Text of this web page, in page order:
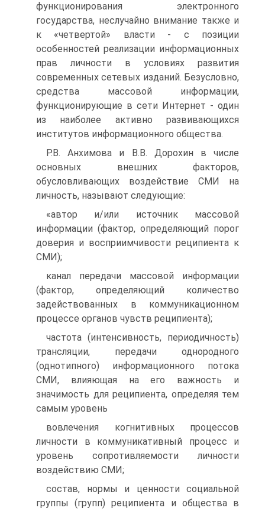
функционирования электронного
государства, неслучайно внимание также и
к «четвертой» власти - с позиции
особенностей реализации информационных
прав личности в условиях развития
современных сетевых изданий. Безусловно,
средства массовой информации,
функционирующие в сети Интернет - один
из наиболее активно развивающихся
институтов информационного общества.
Р.В. Анхимова и В.В. Дорохин в числе
основных внешних факторов,
обусловливающих воздействие СМИ на
личность, называют следующие:
«автор и/или источник массовой
информации (фактор, определяющий порог
доверия и восприимчивости реципиента к
СМИ);
канал передачи массовой информации
(фактор, определяющий количество
задействованных в коммуникационном
процессе органов чувств реципиента);
частота (интенсивность, периодичность)
трансляции, передачи однородного
(однотипного) информационного потока
СМИ, влияющая на его важность и
значимость для реципиента, определяя тем
самым уровень
вовлечения когнитивных процессов
личности в коммуникативный процесс и
уровень сопротивляемости личности
воздействию СМИ;
состав, нормы и ценности социальной
группы (групп) реципиента и общества в